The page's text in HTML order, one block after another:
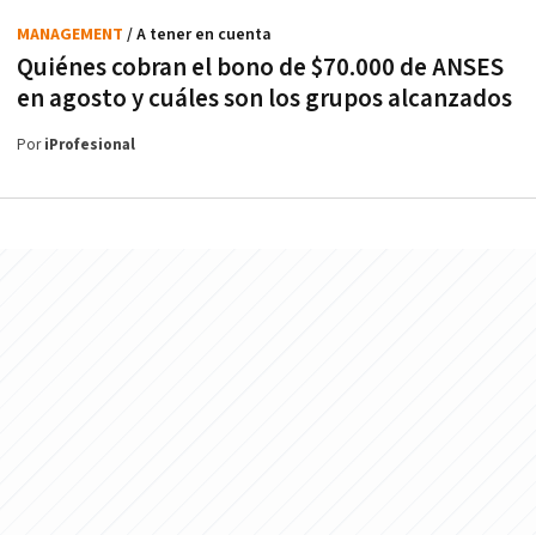
Quiénes cobran el bono de $70.000 de ANSES
en agosto y cuáles son los grupos alcanzados
MANAGEMENT / A tener en cuenta
PoriProfesional